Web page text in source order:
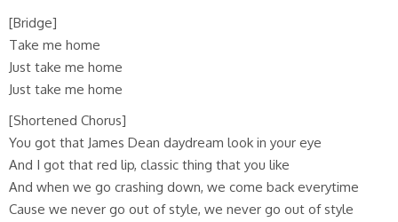
[Bridge]
Take me home
Just take me home
Just take me home
[Shortened Chorus]
You got that James Dean daydream look in your eye
And I got that red lip, classic thing that you like
And when we go crashing down, we come back everytime
Cause we never go out of style, we never go out of style